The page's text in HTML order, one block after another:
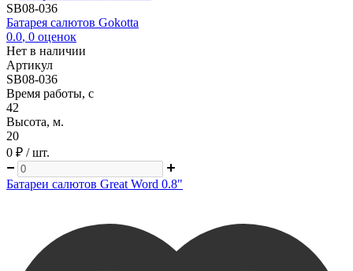
SB08-036
Батарея салютов Gokotta
0.0, 0 оценок
Нет в наличии
Артикул
SB08-036
Время работы, с
42
Высота, м.
20
0 ₽ / шт.
Батареи салютов Great Word 0.8"